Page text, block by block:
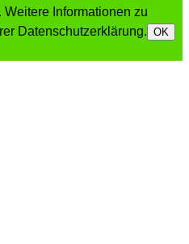
Informationen zu
Datenschutzerklärung. OK